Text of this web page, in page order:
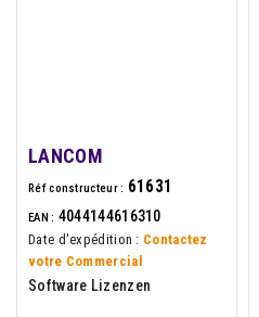
LANCOM
Réf constructeur : 61631
EAN : 4044144616310
Date d'expédition : Contactez
votre Commercial
Software Lizenzen